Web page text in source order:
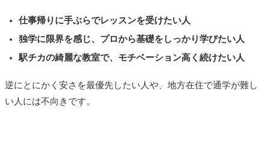
20代 女性
豊富な種類の楽器を習うことが出来ます。子供がバイオリ
ンを習いたいと言うので体験に行きましたが、やっぱりチ
た。複数興味がある時や途中変更したい時でも柔軟性のあ
る教室です。また、小学生以上は子供レッスンとして扱っ
トさんかと思われる方の愛想がとても悪いのも少し気にな
ります。予約の時間を間違えられた時も特に謝られたりし
なかったので従業員の教育制度はいかがなものかと感じて
した方がいいとおもいます。
仕事帰りに手ぶらでレッスンを受けたい人
独学に限界を感じ、プロから基礎をしっかり学びたい人
駅チカの綺麗な教室で、モチベーション高く続けたい人
逆にとにかく安さを最優先したい人や、地方在住で通学が難し
い人には不向きです。